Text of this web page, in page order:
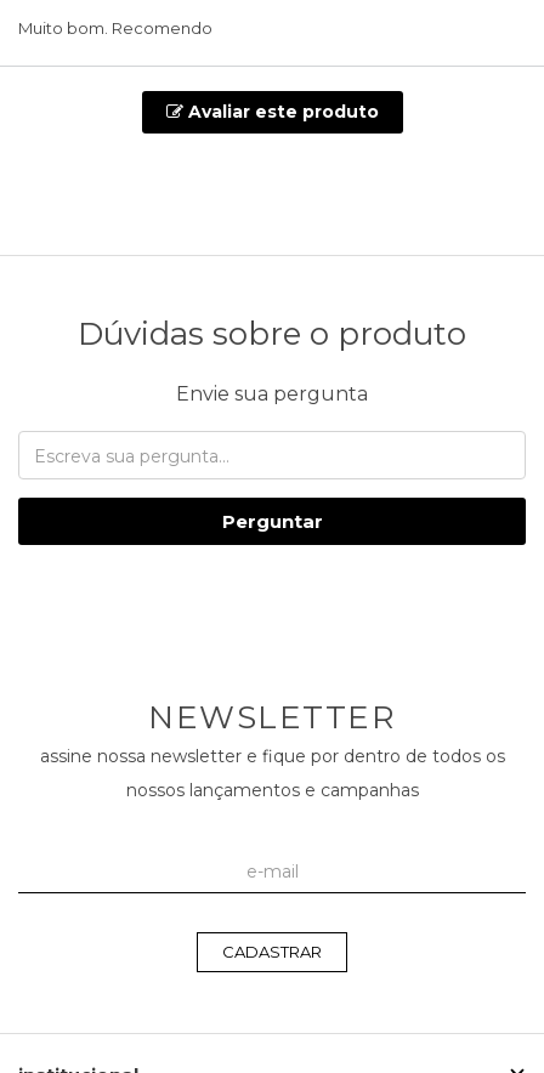
Muito bom. Recomendo
Avaliar este produto
Dúvidas sobre o produto
Envie sua pergunta
Perguntar
NEWSLETTER
assine nossa newsletter e fique por dentro de todos os
nossos lançamentos e campanhas
CADASTRAR